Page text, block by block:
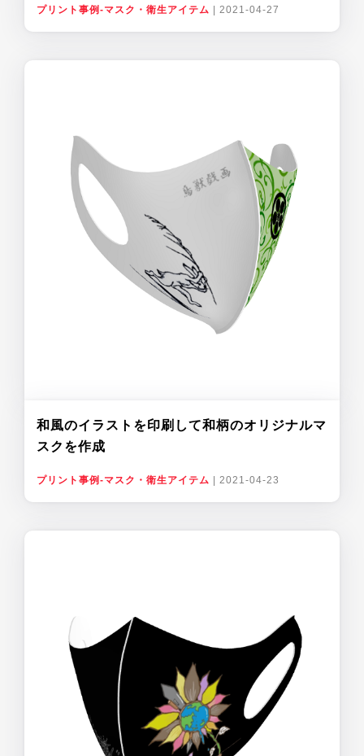
プリント事例-マスク・衛生アイテム 2021-04-27
和風のイラストを印刷して和柄のオリジナルマ
スクを作成
プリント事例-マスク・衛生アイテム 2021-04-23